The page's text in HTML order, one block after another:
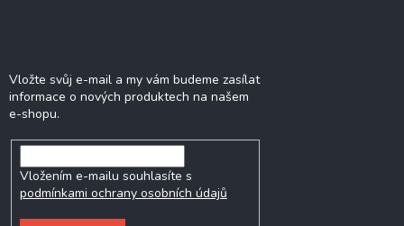
Vložte svůj e-mail a my vám budeme zasílat
informace o nových produktech na našem
e-shopu.
Vložením e-mailu souhlasíte s
podmínkami ochrany osobních údajů